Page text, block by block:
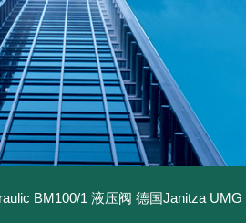
BM100/1 液压阀 德国Janitza UMG